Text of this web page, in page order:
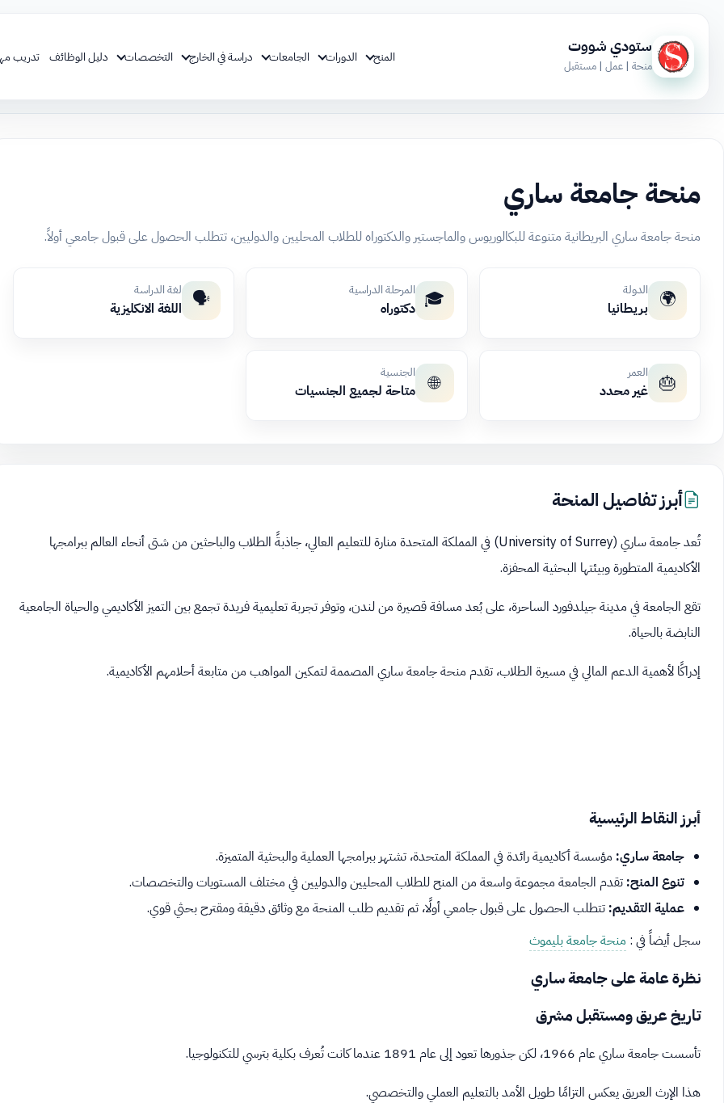
ستودي شووت
منحة | عمل | مستقبل
المنح الدورات الجامعات دراسة في الخارج التخصصات دليل الوظائف تدريب
منحة جامعة ساري
منحة جامعة ساري البريطانية متنوعة للبكالوريوس والماجستير والدكتوراه للطلاب المحليين والدوليين، تتطلب الحصول على قبول جامعي أولاً.
🌍 الدولة
بريطانيا 🎓 المرحلة الدراسية
دكتوراه 🗣️ لغة الدراسة
اللغة الانكليزية
🎂 العمر
غير محدد 🌐 الجنسية
متاحة لجميع الجنسيات
أبرز تفاصيل المنحة
تُعد جامعة ساري (University of Surrey) في المملكة المتحدة منارة للتعليم العالي، جاذبةً الطلاب والباحثين من شتى أنحاء العالم ببرامجها
الأكاديمية المتطورة وبيئتها البحثية المحفزة.
تقع الجامعة في مدينة جيلدفورد الساحرة، على بُعد مسافة قصيرة من لندن، وتوفر تجربة تعليمية فريدة تجمع بين التميز الأكاديمي والحياة الجامعية
النابضة بالحياة.
إدراكًا لأهمية الدعم المالي في مسيرة الطلاب، تقدم منحة جامعة ساري المصممة لتمكين المواهب من متابعة أحلامهم الأكاديمية.
أبرز النقاط الرئيسية
جامعة ساري: مؤسسة أكاديمية رائدة في المملكة المتحدة، تشتهر ببرامجها العملية والبحثية المتميزة.
تنوع المنح: تقدم الجامعة مجموعة واسعة من المنح للطلاب المحليين والدوليين في مختلف المستويات والتخصصات.
عملية التقديم: تتطلب الحصول على قبول جامعي أولًا، ثم تقديم طلب المنحة مع وثائق دقيقة ومقترح بحثي قوي.
سجل أيضاً في : منحة جامعة بليموث
نظرة عامة على جامعة ساري
تاريخ عريق ومستقبل مشرق
تأسست جامعة ساري عام 1966، لكن جذورها تعود إلى عام 1891 عندما كانت تُعرف بكلية بترسي للتكنولوجيا.
هذا الإرث العريق يعكس التزامًا طويل الأمد بالتعليم العملي والتخصصي.